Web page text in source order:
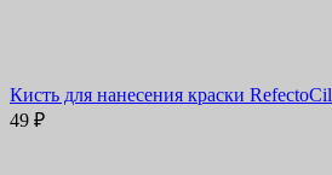
Кисть для нанесения краски RefectoCil
49 ₽